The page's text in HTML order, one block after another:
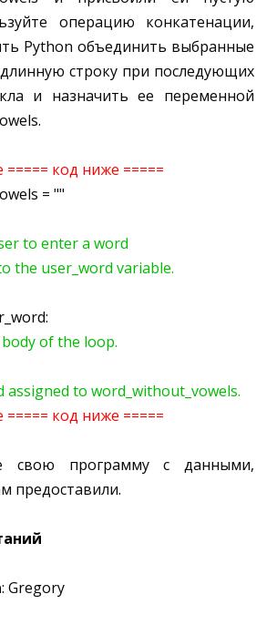
операцию конкатенации,
Python объединить выбранные
строку при последующих
и назначить ее переменной
===== код ниже =====
= ""
to enter a word
the user_word variable.
of the loop.
to word_without_vowels.
===== код ниже =====
свою программу с данными,
предоставили.
: Gregory